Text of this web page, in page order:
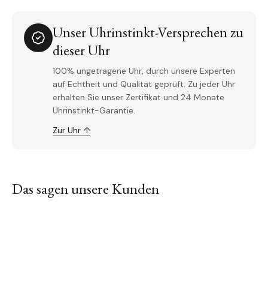
Unser Uhrinstinkt-Versprechen zu
dieser Uhr
100% ungetragene Uhr, durch unsere Experten
auf Echtheit und Qualität geprüft. Zu jeder Uhr
erhalten Sie unser Zertifikat und 24 Monate
Uhrinstinkt-Garantie.
Zur Uhr ↑
Das sagen unsere Kunden